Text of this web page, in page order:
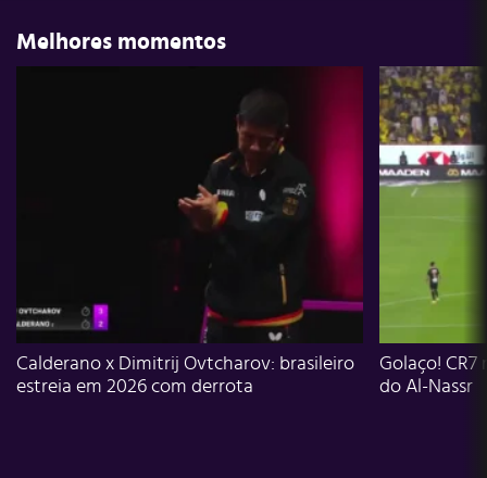
Melhores momentos
Calderano x Dimitrij Ovtcharov: brasileiro
estreia em 2026 com derrota
Golaço!
do Al-Nassr